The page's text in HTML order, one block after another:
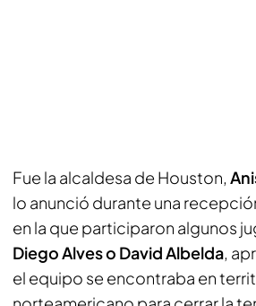
Fue la alcaldesa de Houston,
lo anunció durante una
en la que participaron algunos
Diego Alves o David Albelda,
el equipo se encontraba en